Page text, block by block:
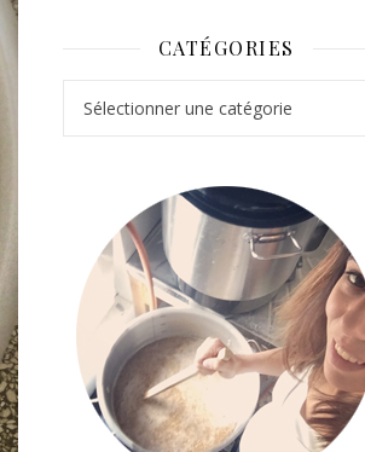
CATÉGORIES